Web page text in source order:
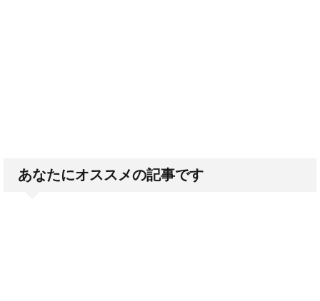
あなたにオススメの記事です